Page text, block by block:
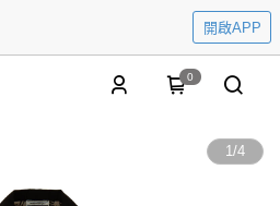
開啟APP
0
1/4